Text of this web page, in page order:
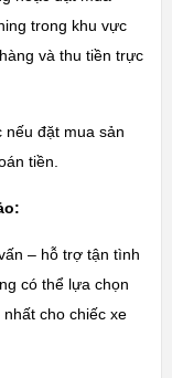
trong khu vực
và thu tiền trực
đặt mua sản
tiền.
– hỗ trợ tận tình
có thể lựa chọn
cho chiếc xe